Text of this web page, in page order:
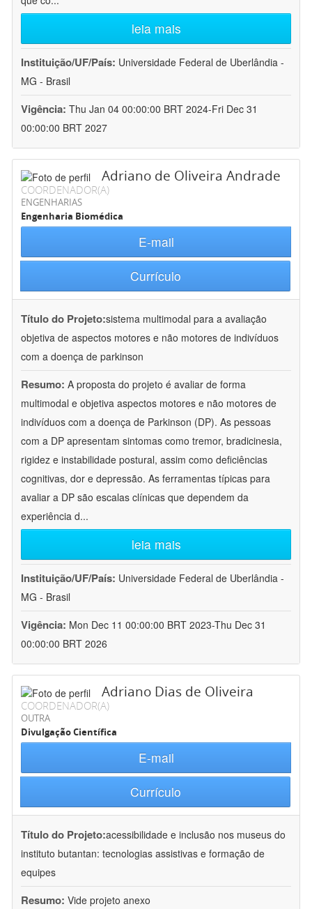
leia mais
Instituição/UF/País: Universidade Federal de Uberlândia -
MG - Brasil
Vigência: Thu Jan 04 00:00:00 BRT 2024-Fri Dec 31
00:00:00 BRT 2027
Adriano de Oliveira Andrade
COORDENADOR(A)
ENGENHARIAS
Engenharia Biomédica
E-mail
Currículo
Título do Projeto:sistema multimodal para a avaliação
objetiva de aspectos motores e não motores de indivíduos
com a doença de parkinson
Resumo: A proposta do projeto é avaliar de forma
multimodal e objetiva aspectos motores e não motores de
indivíduos com a doença de Parkinson (DP). As pessoas
com a DP apresentam sintomas como tremor, bradicinesia,
rigidez e instabilidade postural, assim como deficiências
cognitivas, dor e depressão. As ferramentas típicas para
avaliar a DP são escalas clínicas que dependem da
experiência d...
leia mais
Instituição/UF/País: Universidade Federal de Uberlândia -
MG - Brasil
Vigência: Mon Dec 11 00:00:00 BRT 2023-Thu Dec 31
00:00:00 BRT 2026
Adriano Dias de Oliveira
COORDENADOR(A)
OUTRA
Divulgação Científica
E-mail
Currículo
Título do Projeto:acessibilidade e inclusão nos museus do
instituto butantan: tecnologias assistivas e formação de
equipes
Resumo: Vide projeto anexo